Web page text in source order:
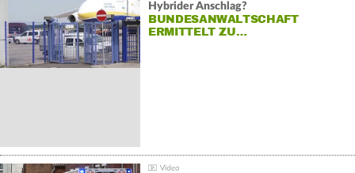
Hybrider Anschlag?
BUNDESANWALTSCHAFT
ERMITTELT ZU…